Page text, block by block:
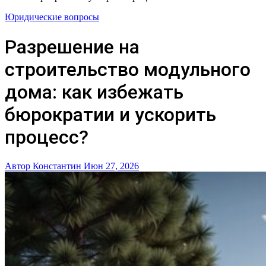
Юридические вопросы
Разрешение на
строительство модульного
дома: как избежать
бюрократии и ускорить
процесс?
Автор Константин Июн 27, 2026